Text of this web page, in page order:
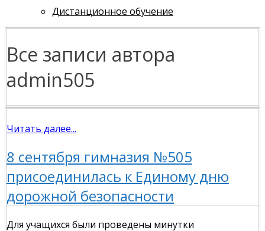
Дистанционное обучение
Все записи автора
admin505
Читать далее...
8 сентября гимназия №505
присоединилась к Единому дню
дорожной безопасности
Для учащихся были проведены минутки